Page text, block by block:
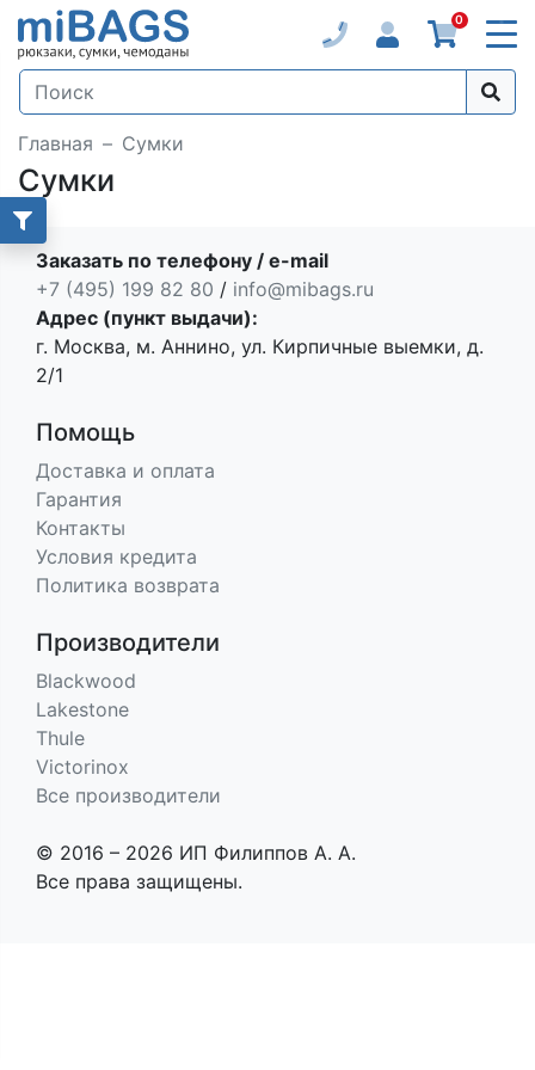
0
Главная Сумки
Сумки
Заказать по телефону / e-mail
+7 (495) 199 82 80 / info@mibags.ru
Адрес (пункт выдачи):
г. Москва, м. Аннино, ул. Кирпичные выемки, д.
2/1
Помощь
Доставка и оплата
Гарантия
Контакты
Условия кредита
Политика возврата
Производители
Blackwood
Lakestone
Thule
Victorinox
Все производители
© 2016 – 2026 ИП Филиппов А. А.
Все права защищены.